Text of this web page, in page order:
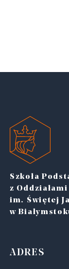
Szkoła
z
im. Świętej
w
ADRES